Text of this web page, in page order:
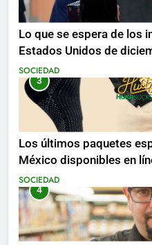
Lo que se espera de los
Estados Unidos de
SOCIEDAD
3
Los últimos paquetes
México disponibles en
SOCIEDAD
4